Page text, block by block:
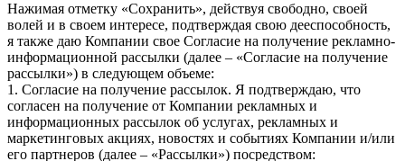
Нажимая отметку «Сохранить», действуя свободно, своей
волей и в своем интересе, подтверждая свою дееспособность,
я также даю Компании свое Согласие на получение рекламно-
информационной рассылки (далее – «Согласие на получение
рассылки») в следующем объеме:
1. Согласие на получение рассылок. Я подтверждаю, что
согласен на получение от Компании рекламных и
информационных рассылок об услугах, рекламных и
маркетинговых акциях, новостях и событиях Компании и/или
его партнеров (далее – «Рассылки») посредством: